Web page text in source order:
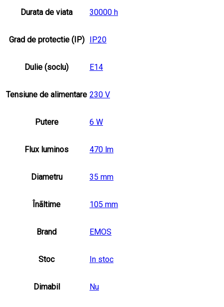
Durata de viata 30000 h
Grad de protectie (IP) IP20
Dulie (soclu) E14
Tensiune de alimentare 230 V
Putere 6 W
Flux luminos 470 lm
Diametru 35 mm
Înãltime 105 mm
Brand EMOS
Stoc In stoc
Dimabil Nu